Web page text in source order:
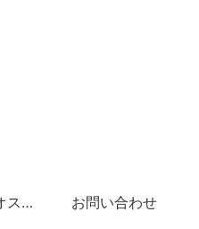
グッチジャパン的オススメ店 お問い合わせ